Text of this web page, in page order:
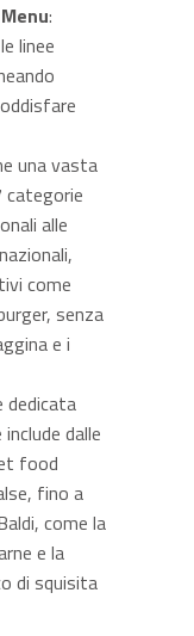
:
linee
una vasta
categorie
alle
come
senza
e i
dedicata
dalle
food
fino a
come la
e la
di squisita